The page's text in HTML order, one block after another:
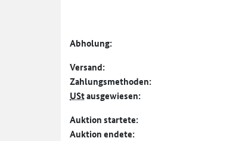
Abholung:
Versand:
Zahlungs­methoden:
UStausgewiesen:
Auktion startete:
Auktion endete: